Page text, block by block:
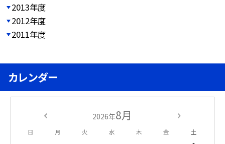
2013年度
2012年度
2011年度
カレンダー
2026年8月
日 月 火 水 木 金 土